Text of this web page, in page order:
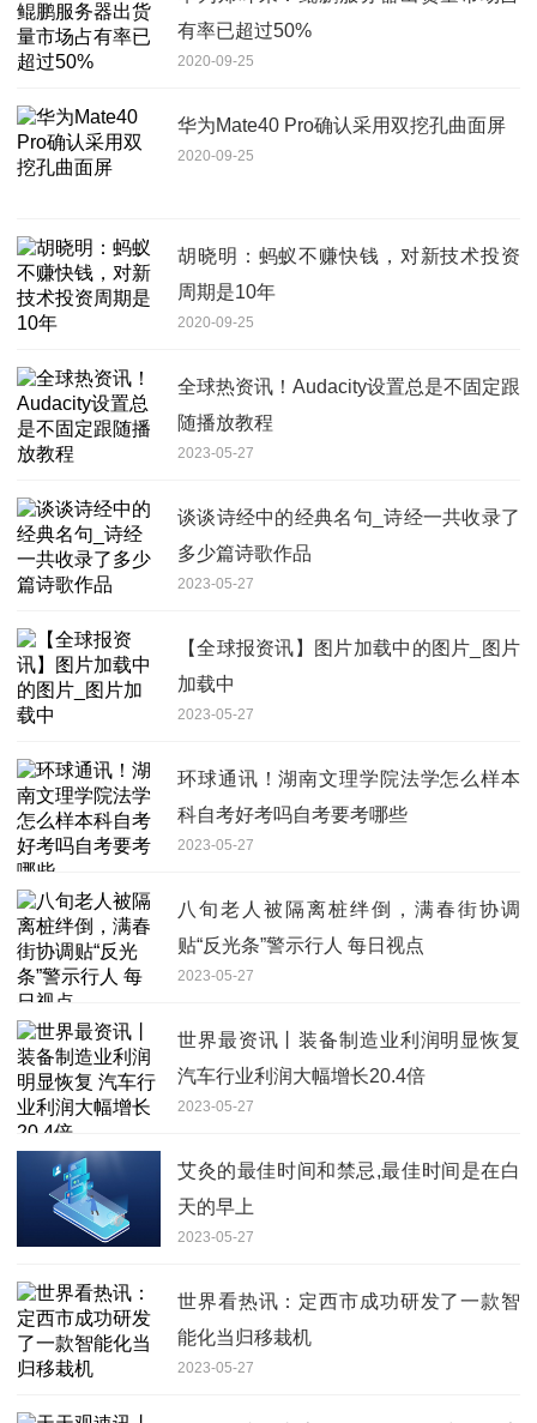
有率已超过50%
2020-09-25
华为Mate40 Pro确认采用双挖孔曲面屏
2020-09-25
胡晓明：蚂蚁不赚快钱，对新技术投资
周期是10年
2020-09-25
全球热资讯！Audacity设置总是不固定跟
随播放教程
2023-05-27
谈谈诗经中的经典名句_诗经一共收录了
多少篇诗歌作品
2023-05-27
【全球报资讯】图片加载中的图片_图片
加载中
2023-05-27
环球通讯！湖南文理学院法学怎么样本
科自考好考吗自考要考哪些
2023-05-27
八旬老人被隔离桩绊倒，满春街协调
贴“反光条”警示行人 每日视点
2023-05-27
世界最资讯丨装备制造业利润明显恢复
汽车行业利润大幅增长20.4倍
2023-05-27
艾灸的最佳时间和禁忌,最佳时间是在白
天的早上
2023-05-27
世界看热讯：定西市成功研发了一款智
能化当归移栽机
2023-05-27